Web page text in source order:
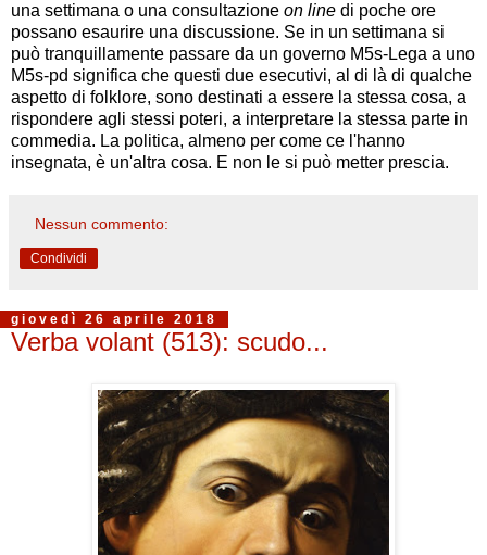
una settimana o una consultazione on line di poche ore
possano esaurire una discussione. Se in un settimana si
può tranquillamente passare da un governo M5s-Lega a uno
M5s-pd significa che questi due esecutivi, al di là di qualche
aspetto di folklore, sono destinati a essere la stessa cosa, a
rispondere agli stessi poteri, a interpretare la stessa parte in
commedia. La politica, almeno per come ce l'hanno
insegnata, è un'altra cosa. E non le si può metter prescia.
Nessun commento:
Condividi
giovedì 26 aprile 2018
Verba volant (513): scudo...